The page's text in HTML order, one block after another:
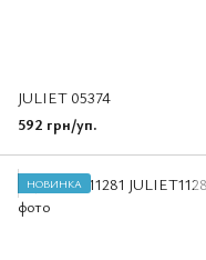
JULIET 05374
592 грн/уп.
НОВИНКА